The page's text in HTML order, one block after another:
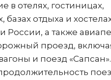
в отелях, гостиницах,
базах отдыха и
России, а также
проезд,
и поезд